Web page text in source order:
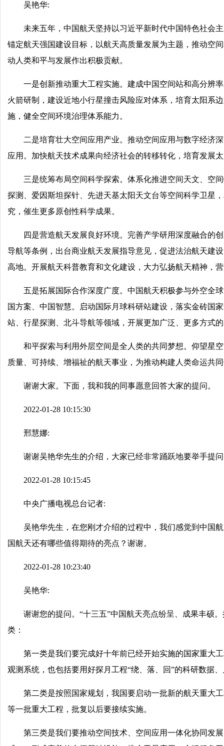
吴艳华:
未来五年，中国航天坚持以习近平新时代中国特色社会
锚定航天强国建设目标，以航天高质量发展为主题，推动空
动人类和平与发展作出积极贡献。
一是创新推动重大工程实施。建成中国空间站和高分辨
火箭研制，建设近地小行星撞击风险应对体系，培育太阳系
施，健全空间环境治理体系能力。
二是培育壮大空间应用产业。推动空间应用与数字经济
应用。加快航天技术成果向经济社会的转移转化，培育发展
三是统筹布局空间科学探索。体系化推进空间天文、空
探测、爱因斯坦探针、先进天基太阳天文台等空间科学卫星
究，催生更多原创性科学成果。
四是营造航天发展良好环境。完善产学研用深度融合的
导航等条例，出台商业航天发展指导意见，促进法治航天建
高地。开展航天科普教育和文化建设，大力弘扬航天精神，
五是拓展国际合作深度广度。中国航天积极参与外空全
国方案、中国智慧。启动国际月球科研站建设，落实金砖国
站、行星探测、北斗导航等领域，开展更加广泛、更多方式
和平探索与利用外层空间是全人类的共同梦想。仰望星
质量、可持续、增福祉的航天事业，为推动构建人类命运共
谢谢大家。下面，我和我的同事愿意回答大家的提问。
2022-01-28 10:15:30
邢慧娜:
谢谢吴艳华先生的介绍，大家已经非常踊跃地要举手提
2022-01-28 10:15:45
中央广播电视总台记者:
吴艳华先生，在您刚才介绍的过程中，我们感觉到中国
国航天还有哪些值得期待的亮点？谢谢。
2022-01-28 10:23:40
吴艳华:
谢谢您的提问。“十三五”中国航天亮点纷呈、成果丰硕
类：
第一类是我们要完成好十年前已经开始实施的国家重大
观测系统，也包括要用好探月工程“绕、落、回”的科研数据
第二类是按照国家规划，我国要启动一批新的航天重大
等一批重大工程，批复以后要接续实施。
第三类是我们要推动空间技术、空间应用一体化协同发